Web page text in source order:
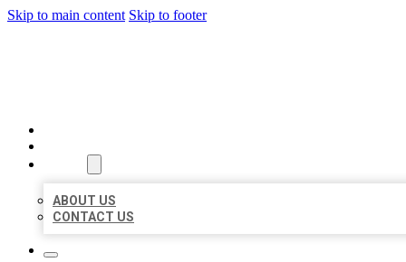
Skip to main content Skip to footer
ABOUT US
CONTACT US